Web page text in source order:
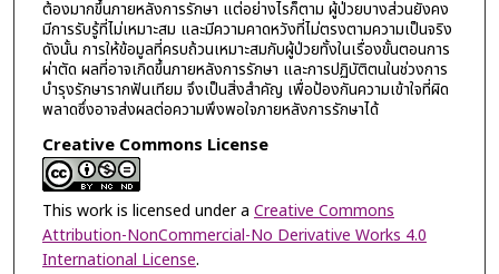
ต้องมากขึ้นภายหลังการรักษา แต่อย่างไรก็ตาม ผู้ป่วยบางส่วนยังคง
มีการรับรู้ที่ไม่เหมาะสม และมีความคาดหวังที่ไม่ตรงตามความเป็นจริง
ดังนั้น การให้ข้อมูลที่ครบถ้วนเหมาะสมกับผู้ป่วยทั้งในเรื่องขั้นตอนการ
ผ่าตัด ผลที่อาจเกิดขึ้นภายหลังการรักษา และการปฏิบัติตนในช่วงการ
บำรุงรักษารากฟันเทียม จึงเป็นสิ่งสำคัญ เพื่อป้องกันความเข้าใจที่ผิด
พลาดซึ่งอาจส่งผลต่อความพึงพอใจภายหลังการรักษาได้
Creative Commons License
This work is licensed under a Creative Commons
Attribution-NonCommercial-No Derivative Works 4.0
International License.